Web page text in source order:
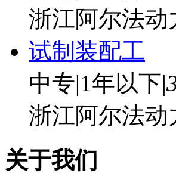
浙江阿尔法
试制装配工
中专|1年以下|
浙江阿尔法
关于我们